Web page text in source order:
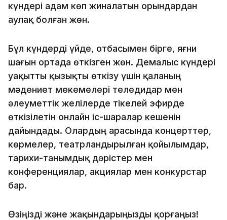
күндері адам көп жиналатын орындардан
аулақ болған жөн.
Бұл күндерді үйде, отбасымен бірге, яғни
шағын ортада өткізген жөн. Демалыс күндері
уақытты қызықты өткізу үшін қаланың
мәдениет мекемелері теледидар мен
әлеуметтік желілерде тікелей эфирде
өткізілетін онлайн іс-шаралар кешенін
дайындады. Олардың арасында концерттер,
көрмелер, театрландырылған қойылымдар,
тарихи-танымдық дәрістер мен
конференциялар, акциялар мен конкурстар
бар.
Өзіңізді және жақындарыңызды қорғаңыз!